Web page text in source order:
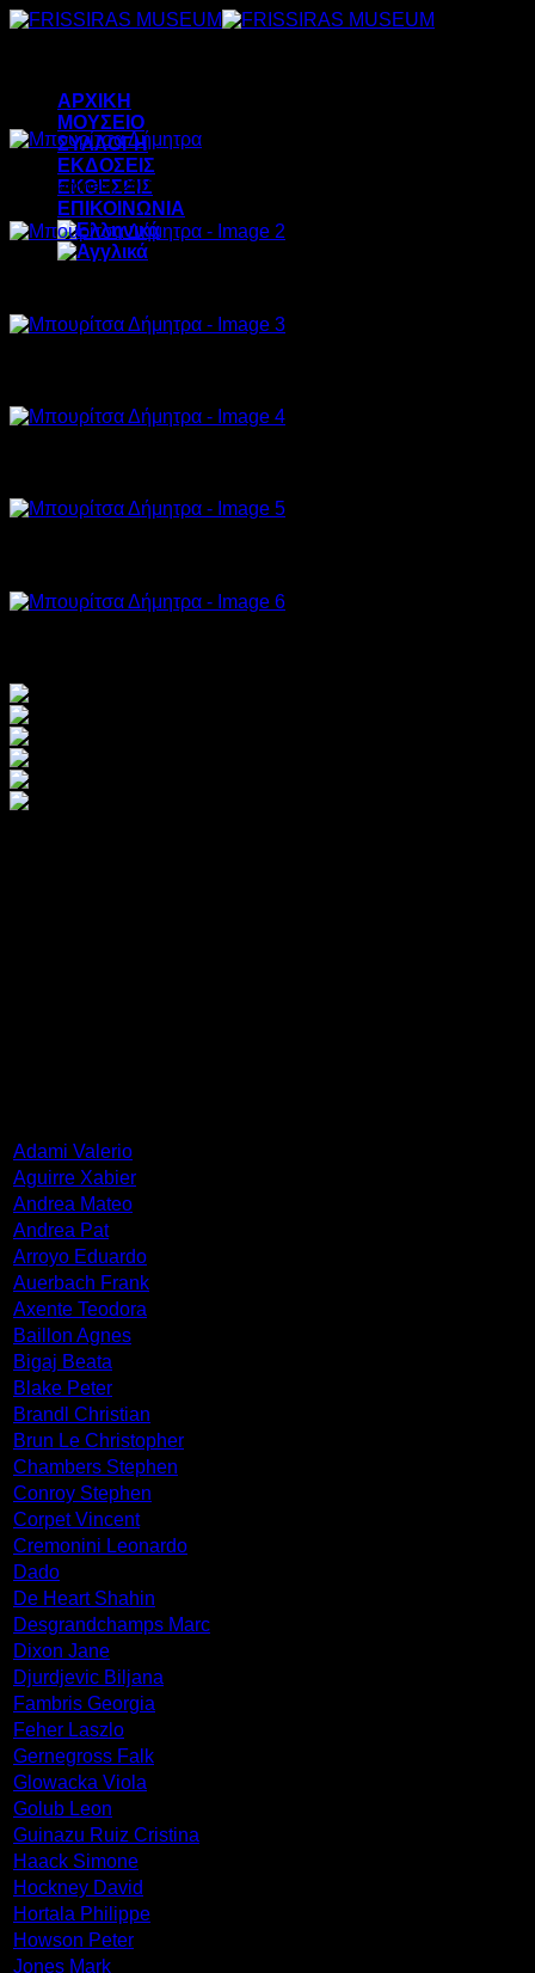
Μετάβαση
ΑΡΧΙΚΗ
ΜΟΥΣΕΙΟ
ΣΥΛΛΟΓΗ
ΕΚΔΟΣΕΙΣ
ΕΚΘΕΣΕΙΣ
ΕΠΙΚΟΙΝΩΝΙΑ
Exotic animals, 2018, oil on canvas, 100x100cm
Adami Valerio
Aguirre Xabier
Andrea Mateo
Andrea Pat
Arroyo Eduardo
Auerbach Frank
Axente Teodora
Baillon Agnes
Bigaj Beata
Blake Peter
Brandl Christian
Brun Le Christopher
Chambers Stephen
Conroy Stephen
Corpet Vincent
Cremonini Leonardo
Dado
De Heart Shahin
Desgrandchamps Marc
Dixon Jane
Djurdjevic Biljana
Fambris Georgia
Feher Laszlo
Gernegross Falk
Glowacka Viola
Golub Leon
Guinazu Ruiz Cristina
Haack Simone
Hockney David
Hortala Philippe
Howson Peter
Jones Mark